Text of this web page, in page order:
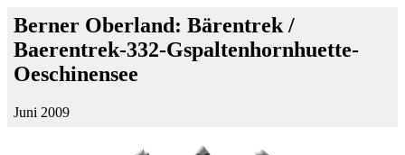
Berner Oberland: Bärentrek /
Baerentrek-332-Gspaltenhornhuette-
Oeschinensee
Juni 2009